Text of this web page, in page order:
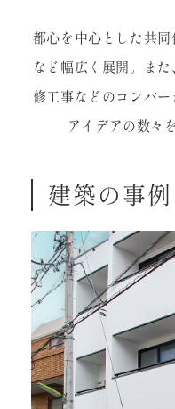
都心を中心とした共
など幅広く展開。 ま
修工事などのコンバー
アイデアの数々
建築の事例